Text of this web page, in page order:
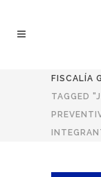
FISCALÍA
TAGGED